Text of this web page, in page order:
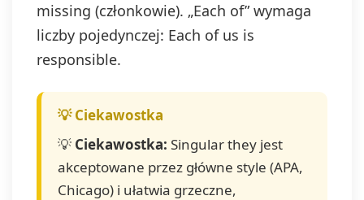
missing (członkowie). „Each of” wymaga
liczby pojedynczej: Each of us is
responsible.
💡 Ciekawostka: Singular they jest
akceptowane przez główne style (APA,
Chicago) i ułatwia grzeczne,